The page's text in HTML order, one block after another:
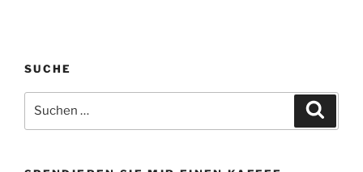
SUCHE
nach: